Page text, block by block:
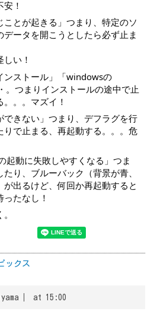
！
とが起きる」つまり、特定のソ
ータを開こうとしたら必ず止ま
い！
ンストール」「windowsの
。つまりインストールの途中で止
。。マズイ！
できない」つまり、デフラグを行
りで止まる、再起動する。。。危
起動に失敗しやすくなる」つま
り、ブルーバック（背景が青、
出るけど、何回か再起動すると
たなし！
ックス
at 15:00